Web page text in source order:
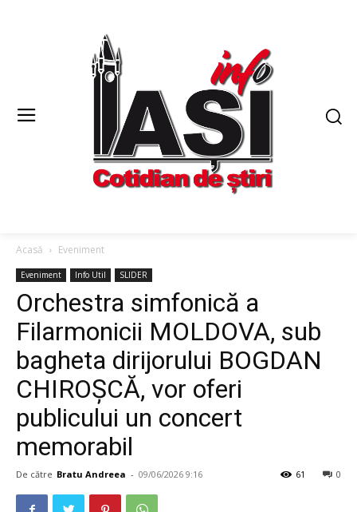
Acasă Eveniment
Eveniment Info Util SLIDER
Orchestra simfonică a
Filarmonicii MOLDOVA, sub
bagheta dirijorului BOGDAN
CHIROȘCĂ, vor oferi
publicului un concert
memorabil
De către Bratu Andreea - 09/06/2026 9:16 0
61